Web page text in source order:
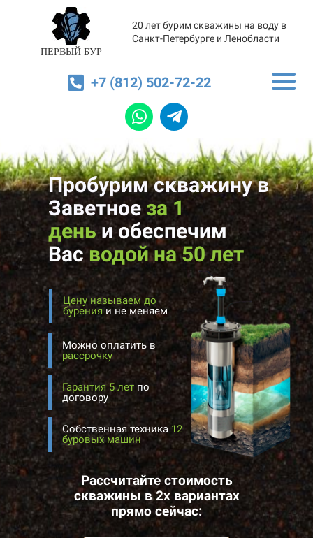
ПЕРВЫЙ БУР
20 лет бурим скважины на воду в
Санкт-Петербурге и Ленобласти
+7 (812) 502-72-22
Пробурим скважину в
Заветноеза 1
деньиобеспечим
Васводой на 50 лет
Цену называем до
буренияи не меняем
Собственная техника 12
буровых машин
Можно оплатить в
рассрочку
Рассчитайте стоимость
скважины в 2х вариантах
прямо сейчас:
Гарантия 5 лет по
договору